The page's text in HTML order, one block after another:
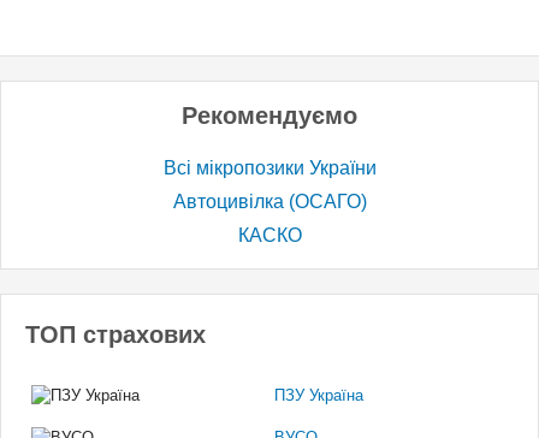
Рекомендуємо
Всі мікропозики України
Автоцивілка (ОСАГО)
КАСКО
ТОП страхових
ПЗУ Україна